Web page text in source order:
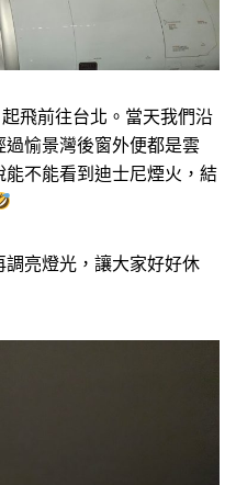
飛前往台北。當天我們沿
愉景灣後窗外便都是雲
不能看到迪士尼煙火，結
亮燈光，讓大家好好休